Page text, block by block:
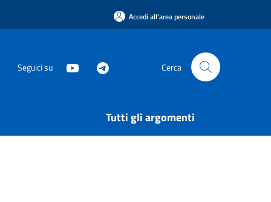
Accedi all'area personale
Seguici su Cerca
Tutti gli argomenti